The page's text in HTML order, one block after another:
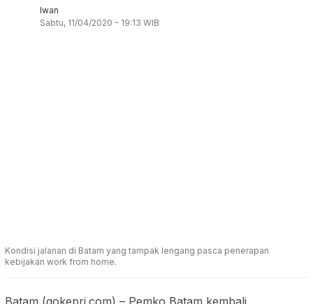
Iwan
Sabtu, 11/04/2020 - 19:13 WIB
Kondisi jalanan di Batam yang tampak lengang pasca penerapan
kebijakan work from home.